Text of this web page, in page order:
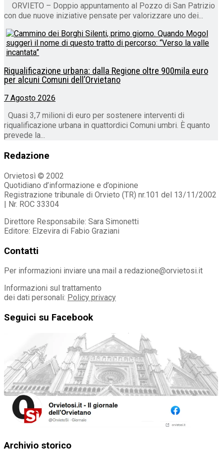
ORVIETO – Doppio appuntamento al Pozzo di San Patrizio
con due nuove iniziative pensate per valorizzare uno dei...
Riqualificazione urbana: dalla Regione oltre 900mila euro
per alcuni Comuni dell’Orvietano
7 Agosto 2026
Quasi 3,7 milioni di euro per sostenere interventi di
riqualificazione urbana in quattordici Comuni umbri. È quanto
prevede la...
Redazione
Orvietosì © 2002
Quotidiano d’informazione e d’opinione
Registrazione tribunale di Orvieto (TR) nr.101 del 13/11/2002
| Nr. ROC 33304
Direttore Responsabile: Sara Simonetti
Editore: Elzevira di Fabio Graziani
Contatti
Per informazioni inviare una mail a redazione@orvietosi.it
Informazioni sul trattamento
dei dati personali: Policy privacy
Seguici su Facebook
Archivio storico